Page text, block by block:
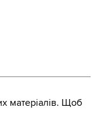
матеріалів. Щоб